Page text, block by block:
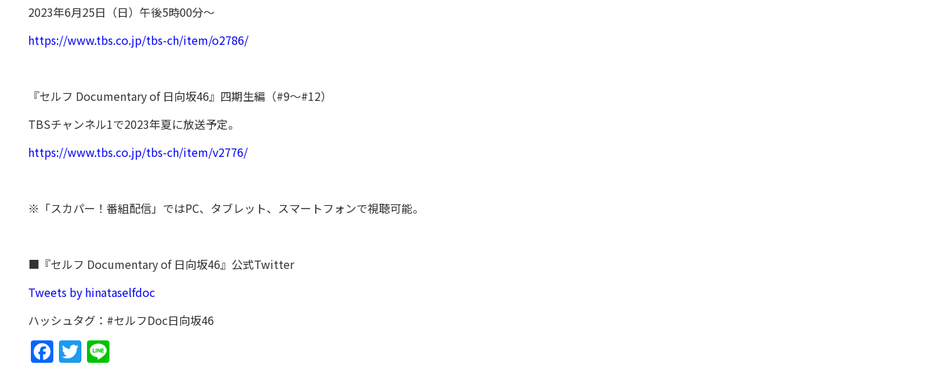
2023年6月25日（日）午後5時00分～
https://www.tbs.co.jp/tbs-ch/item/o2786/
『セルフ Documentary of 日向坂46』四期生編（#9〜#12）
TBSチャンネル1で2023年夏に放送予定。
https://www.tbs.co.jp/tbs-ch/item/v2776/
※「スカパー！番組配信」ではPC、タブレット、スマートフォンで視聴可能。
■『セルフ Documentary of 日向坂46』公式Twitter
Tweets by hinataselfdoc
ハッシュタグ：#セルフDoc日向坂46
Facebook
Twitter